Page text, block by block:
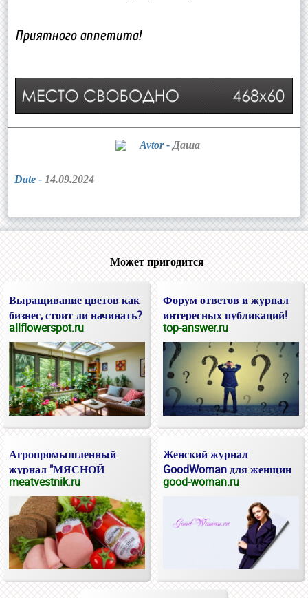
Приятного аппетита!
Avtor - Даша
Date - 14.09.2024
Может пригодится
Выращивание цветов как
бизнес, стоит ли начинать?
allflowerspot.ru
Форум ответов и журнал
интересных публикаций!
top-answer.ru
Агропромышленный
журнал "МЯСНОЙ
ВЕСТНИК"
meatvestnik.ru
Женский журнал
GoodWoman для женщин
и девушек.
good-woman.ru